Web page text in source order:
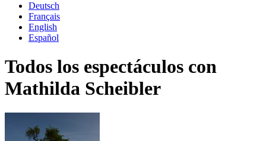
Deutsch
Français
English
Español
Todos los espectáculos con
Mathilda Scheibler